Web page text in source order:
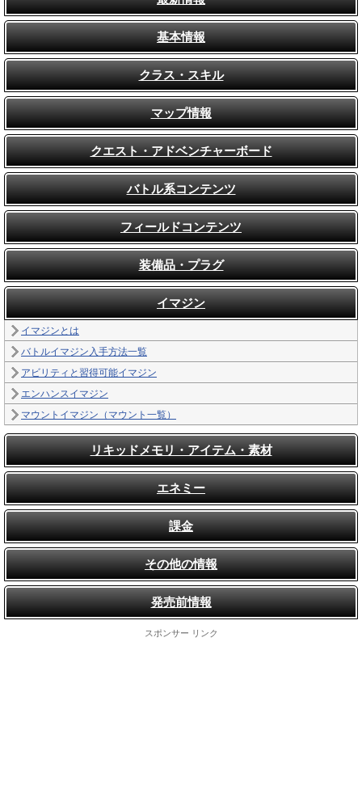
基本情報
クラス・スキル
マップ情報
クエスト・アドベンチャーボード
バトル系コンテンツ
フィールドコンテンツ
装備品・プラグ
イマジン
イマジンとは
バトルイマジン入手方法一覧
アビリティと習得可能イマジン
エンハンスイマジン
マウントイマジン（マウント一覧）
リキッドメモリ・アイテム・素材
エネミー
課金
その他の情報
発売前情報
スポンサー リンク